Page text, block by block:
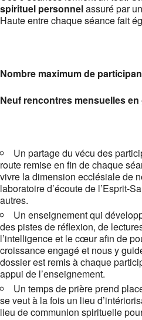
spirituel personnelassuré par
Haute entre chaque séance fait
Nombre maximum de
Neuf rencontres mensuelles
Un partage du vécu des
route remise en fin de chaque
vivre la dimension ecclésiale de
laboratoire d’écoute de l’Esprit-
autres.
Un enseignement qui
des pistes de réflexion, de
l’intelli­gence et le cœur afin de
croissance engagé et nous y
dossier est remis à chaque
appui de l’enseigne­ment.
Un temps de prière prend
se veut à la fois un lieu
lieu de communion spirituelle